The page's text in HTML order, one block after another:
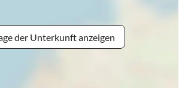
der Unterkunft anzeigen